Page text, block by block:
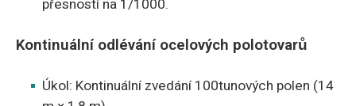
přesností na 1/1000.
Kontinuální odlévání ocelových polotovarů
Úkol: Kontinuální zvedání 100tunových polen (14